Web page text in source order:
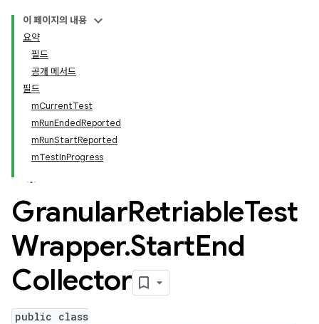
이 페이지의 내용
요약
필드
공개 메서드
필드
mCurrentTest
mRunEndedReported
mRunStartReported
mTestInProgress
GranularRetriableTest
Wrapper.StartEnd
Collector
public class